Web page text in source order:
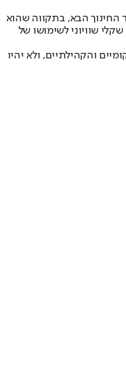
החינוך הבא, בתקווה שהוא
שוויוני לשימושו של
והקהילתיים, ולא יהיו